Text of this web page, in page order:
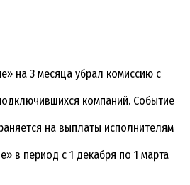
на 3 месяца убрал комиссию с
компаний. Событие
на выплаты исполнителям
в период с 1 декабря по 1 марта